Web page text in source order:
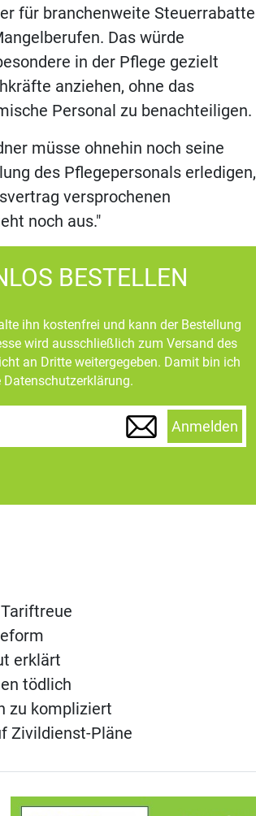
für branchenweite Steuerrabatte
Das würde
in der Pflege gezielt
anziehen, ohne das
Personal zu benachteiligen.
müsse ohnehin noch seine
des Pflegepersonals erledigen,
versprochenen
noch aus."
BESTELLEN
ihn kostenfrei und kann der Bestellung
wird ausschließlich zum Versand des
an Dritte weitergegeben. Damit bin ich
Anmelden
erklärt
tödlich
zu kompliziert
Zivildienst-Pläne